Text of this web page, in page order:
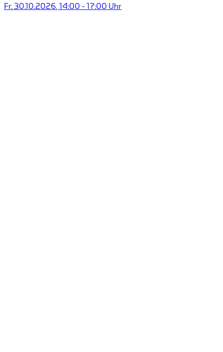
Fr. 30.10.2026 14:00 - 17:00 Uhr